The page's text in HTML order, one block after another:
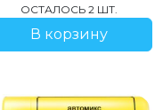
ОСТАЛОСЬ 2 ШТ.
В корзину